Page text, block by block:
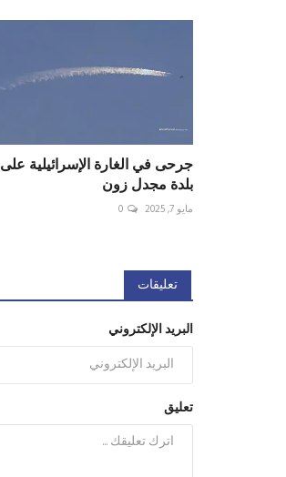
جرحى في الغارة الإسرائيلية على
بلدة مجدل زون
مايو 7, 2025 0
تعليقات
البريد الإلكتروني
تعليق